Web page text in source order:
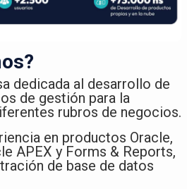
dedicada al desarrollo de
de gestión para la
rubros de negocios.​
en productos Oracle,
APEX y Forms & Reports,
de base de datos